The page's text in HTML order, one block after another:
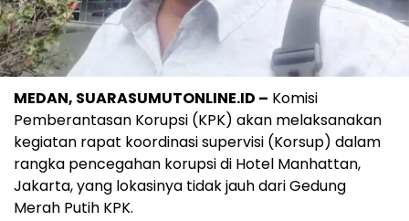
MEDAN, SUARASUMUTONLINE.ID – Komisi
Pemberantasan Korupsi (KPK) akan melaksanakan
kegiatan rapat koordinasi supervisi (Korsup) dalam
rangka pencegahan korupsi di Hotel Manhattan,
Jakarta, yang lokasinya tidak jauh dari Gedung
Merah Putih KPK.